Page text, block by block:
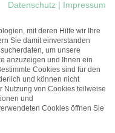
die
Datenschutz
Impressum
mit deren Hilfe wir Ihre
Sie damit einverstanden
um unsere
anzuzeigen und Ihnen ein
Cookies sind für den
und können nicht
Nutzung von Cookies teilweise
und
Cookies öffnen Sie